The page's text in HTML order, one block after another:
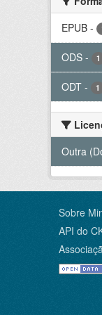
EPUB -
ODS - 1
ODT - 1
Outra
Sobre
API do